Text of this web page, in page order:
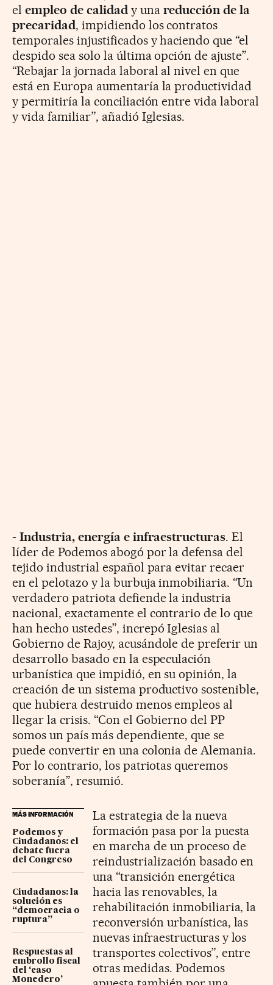
el empleo de calidady una reducción de la
precaridad, impidiendo los contratos
temporales injustificados y haciendo que “el
despido sea solo la última opción de ajuste”.
“Rebajar la jornada laboral al nivel en que
está en Europa aumentaría la productividad
y permitiría la conciliación entre vida laboral
y vida familiar”, añadió Iglesias.
- Industria, energía e infraestructuras. El
líder de Podemos abogó por la defensa del
tejido industrial español para evitar recaer
en el pelotazo y la burbuja inmobiliaria. “Un
verdadero patriota defiende la industria
nacional, exactamente el contrario de lo que
han hecho ustedes”, increpó Iglesias al
Gobierno de Rajoy, acusándole de preferir un
desarrollo basado en la especulación
urbanística que impidió, en su opinión, la
creación de un sistema productivo sostenible,
que hubiera destruido menos empleos al
llegar la crisis. “Con el Gobierno del PP
somos un país más dependiente, que se
puede convertir en una colonia de Alemania.
Por lo contrario, los patriotas queremos
soberanía”, resumió.
MÁS INFORMACIÓN
Podemos y
Ciudadanos: el
debate fuera
del Congreso
Ciudadanos: la
solución es
“democracia o
ruptura”
Respuestas al
embrollo fiscal
del ‘caso
Monedero’
La estrategia de la nueva
formación pasa por la puesta
en marcha de un proceso de
reindustrialización basado en
una “transición energética
hacia las renovables, la
rehabilitación inmobiliaria, la
reconversión urbanística, las
nuevas infraestructuras y los
transportes colectivos”, entre
otras medidas. Podemos